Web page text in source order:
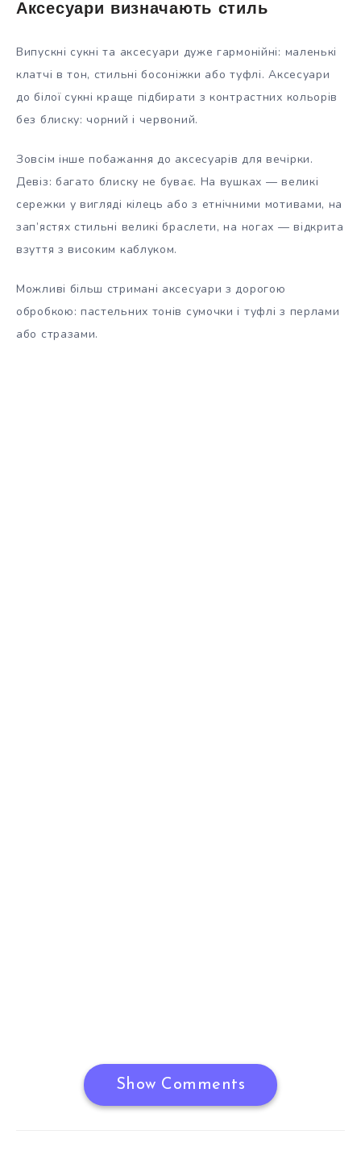
Аксесуари визначають стиль
Випускні сукні та аксесуари дуже гармонійні: маленькі
клатчі в тон, стильні босоніжки або туфлі. Аксесуари
до білої сукні краще підбирати з контрастних кольорів
без блиску: чорний і червоний.
Зовсім інше побажання до аксесуарів для вечірки.
Девіз: багато блиску не буває. На вушках — великі
сережки у вигляді кілець або з етнічними мотивами, на
зап’ястях стильні великі браслети, на ногах — відкрита
взуття з високим каблуком.
Можливі більш стримані аксесуари з дорогою
обробкою: пастельних тонів сумочки і туфлі з перлами
або стразами.
Show Comments